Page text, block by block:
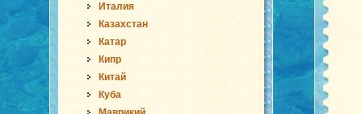
Италия
Казахстан
Катар
Кипр
Китай
Куба